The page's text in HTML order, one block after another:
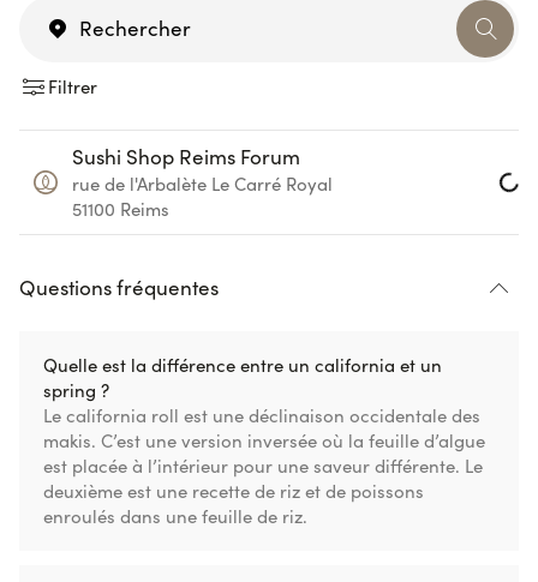
Filtrer
Sushi Shop Reims Forum
rue de l'Arbalète Le Carré Royal
51100 Reims
Questions fréquentes
Quelle est la différence entre un california et un
spring ?
Le california roll est une déclinaison occidentale des
makis. C’est une version inversée où la feuille d’algue
est placée à l’intérieur pour une saveur différente. Le
deuxième est une recette de riz et de poissons
enroulés dans une feuille de riz.